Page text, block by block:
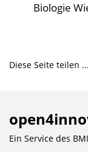
Biologie
Diese Seite teilen ...
Ein Service des